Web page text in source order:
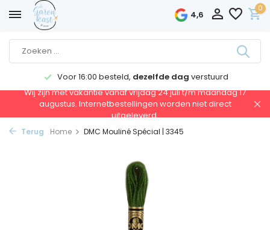
4,6
0
Voor 16:00 besteld, dezelfde dag verstuurd
Wij zijn met vakantie vanaf vrijdag 24 juli t/m maandag 17
augustus. Internetbestellingen worden niet direct
uitgeleverd.
Terug Home DMC Mouliné Spécial | 3345